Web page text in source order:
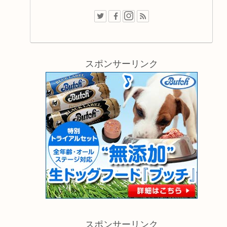
スポンサーリンク
スポンサーリンク